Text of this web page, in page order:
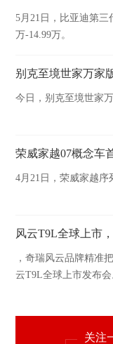
5月21日，比亚迪第三
万-14.99万。
别克至境世家万家
今日，别克至境世家
荣威家越07概念车
4月21日，荣威家越序
风云T9L全球上市
，奇瑞风云品牌精准
云T9L全球上市发布会
关注